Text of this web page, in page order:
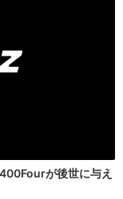
が後世に与え